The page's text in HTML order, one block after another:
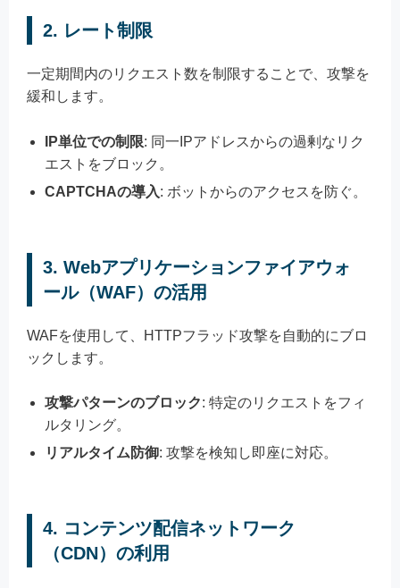
2. レート制限
一定期間内のリクエスト数を制限することで、攻撃を
緩和します。
IP単位での制限: 同一IPアドレスからの過剰なリク
エストをブロック。
CAPTCHAの導入: ボットからのアクセスを防ぐ。
3. Webアプリケーションファイアウォ
ール（WAF）の活用
WAFを使用して、HTTPフラッド攻撃を自動的にブロ
ックします。
攻撃パターンのブロック: 特定のリクエストをフィ
ルタリング。
リアルタイム防御: 攻撃を検知し即座に対応。
4. コンテンツ配信ネットワーク
（CDN）の利用